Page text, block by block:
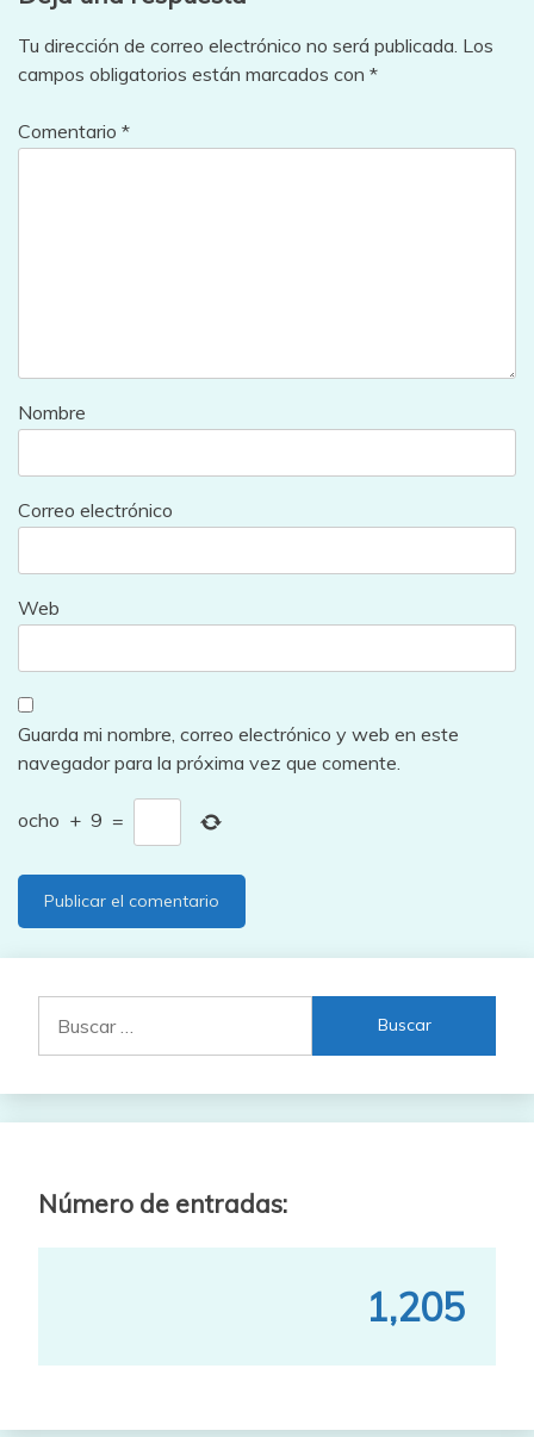
Tu dirección de correo electrónico no será publicada. Los
campos obligatorios están marcados con *
Comentario *
Nombre
Correo electrónico
Web
Guarda mi nombre, correo electrónico y web en este
navegador para la próxima vez que comente.
ocho + 9 =
Número de entradas:
1,205